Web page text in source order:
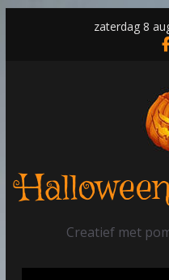
zaterdag 8
Creatief met